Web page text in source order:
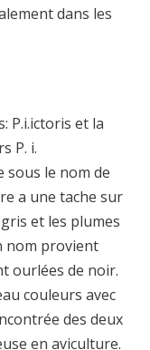
dans les
P.i.ictoris et la
P. i.
sous le nom de
a une tache sur
et les plumes
nom provient
ourlées de noir.
couleurs avec
des deux
en aviculture.